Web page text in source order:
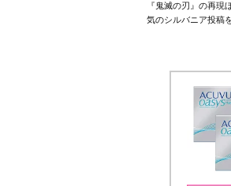
『鬼滅の刃』の再現
気のシルバニア投稿